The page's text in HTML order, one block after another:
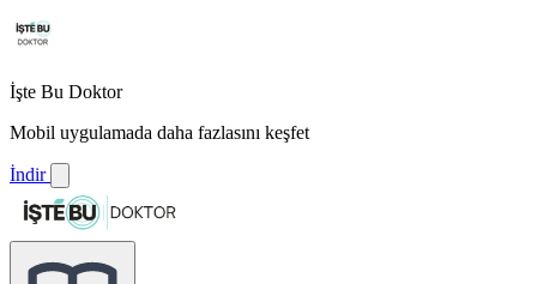
İşte Bu Doktor
Mobil uygulamada daha fazlasını keşfet
İndir